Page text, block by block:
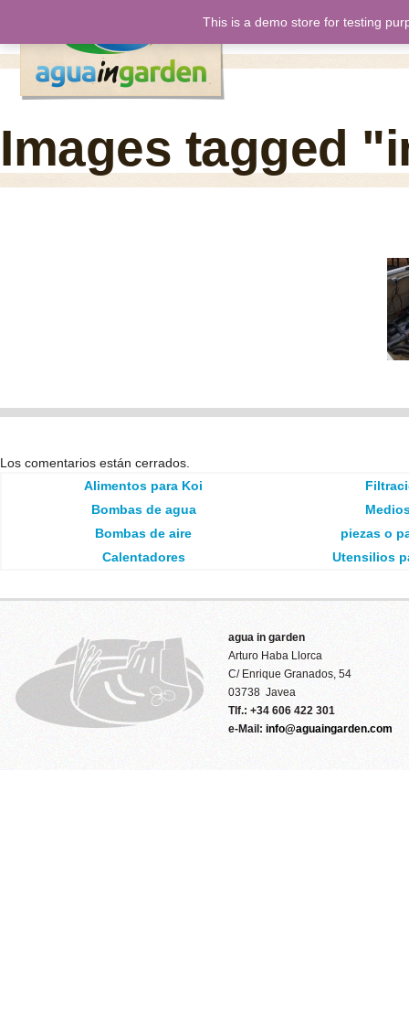
Images tagged
Los comentarios están cerrados.
Alimentos para Koi
Bombas de agua
Bombas de aire
Calentadores
piezas o
Utensilios
agua in garden
Arturo Haba Llorca
C/ Enrique Granados, 54
03738 Javea
Tlf.: +34 606 422 301
e-Mail: info@aguaingarden.com
This is a demo store for testing